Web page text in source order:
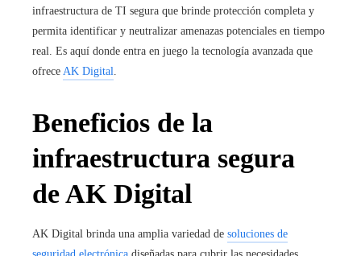
infraestructura de TI segura que brinde protección completa y
permita identificar y neutralizar amenazas potenciales en tiempo
real. Es aquí donde entra en juego la tecnología avanzada que
ofrece AK Digital
Beneficios de la
infraestructura segura
de AK Digital
AK Digital brinda una amplia variedad de soluciones de